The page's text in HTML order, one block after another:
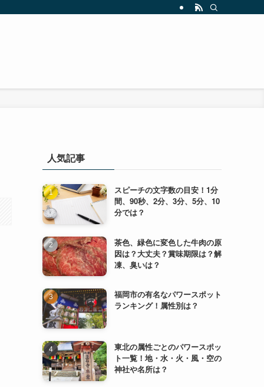
人気記事
スピーチの文字数の目安！1分
間、90秒、2分、3分、5分、10
分では？
茶色、緑色に変色した牛肉の原
因は？大丈夫？賞味期限は？解
凍、臭いは？
福岡市の有名なパワースポット
ランキング！属性別は？
東北の属性ごとのパワースポッ
ト一覧！地・水・火・風・空の
神社や名所は？